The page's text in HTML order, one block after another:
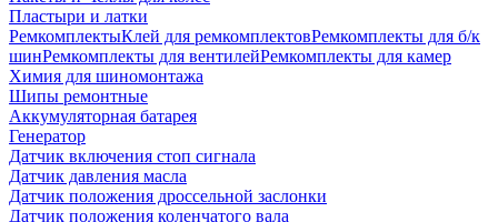
Пластыри и латки
РемкомплектыКлей для ремкомплектовРемкомплекты для б/к
шинРемкомплекты для вентилейРемкомплекты для камер
Химия для шиномонтажа
Шипы ремонтные
Аккумуляторная батарея
Генератор
Датчик включения стоп сигнала
Датчик давления масла
Датчик положения дроссельной заслонки
Датчик положения коленчатого вала